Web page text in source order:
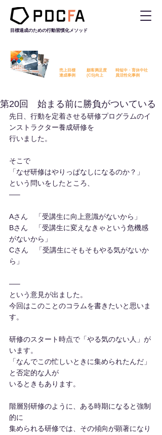
目標達成のための行動習慣化メソッド
売上目標
​達成事例
顧客満足度
​(CS)向上
時短中・育休中社
員活性化事例
第20回 始まる前に勝負がついている
先日、行動を定着させる研修プログラムのイ
ンストラクター養成研修を
行いました。
そこで
「なぜ研修はやりっぱなしになるのか？」
という問いをしたところ、
—–
Aさん　「受講生に向上意識がないから」
Bさん　「受講生に変えなきゃという危機感
がないから」
Cさん　「受講生にそもそもやる気がないか
ら」
—–
という意見が出ました。
今回はこのことのコラムを書きたいと思いま
す。
研修のスタート時点で「やる気のない人」が
います。
「なんでこの忙しいときに集められたんだ」
と否定的な人が
いるときもあります。
階層別研修のように、ある時期になると強制
的に
集められる研修では、その傾向が顕著になり